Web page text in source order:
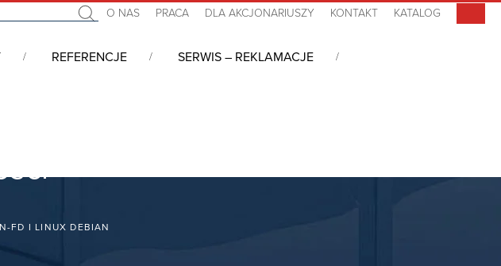
O NAS PRACA DLA AKCJONARIUSZY KONTAKT KATALOG
REFERENCJE SERWIS – REKLAMACJE
FD I LINUX DEBIAN